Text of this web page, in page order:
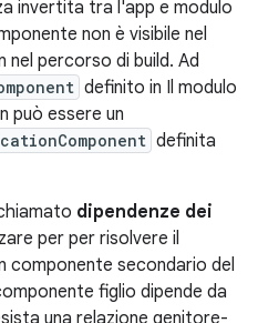
invertita tra l'app e modulo
non è visibile nel
nel percorso di build. Ad
definito in Il modulo
può essere un
definita
dipendenze dei
per per risolvere il
componente secondario del
figlio dipende da
una relazione genitore-